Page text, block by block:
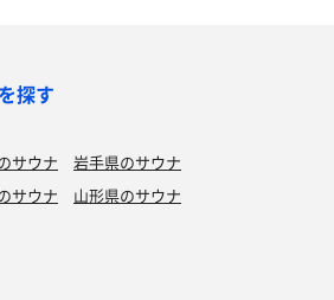
探す
サウナ
岩手県のサウナ
サウナ
山形県のサウナ